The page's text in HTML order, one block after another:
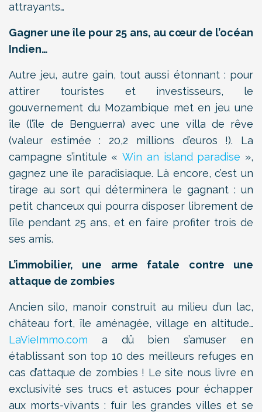
attrayants…
Gagner une île pour 25 ans, au cœur de l’océan
Indien…
Autre jeu, autre gain, tout aussi étonnant : pour
attirer touristes et investisseurs, le
gouvernement du Mozambique met en jeu une
île (l’île de Benguerra) avec une villa de rêve
(valeur estimée : 20,2 millions d’euros !). La
campagne s’intitule «Win an island paradise »,
gagnez une île paradisiaque. Là encore, c’est un
tirage au sort qui déterminera le gagnant : un
petit chanceux qui pourra disposer librement de
l’île pendant 25 ans, et en faire profiter trois de
ses amis.
L’immobilier, une arme fatale contre une
attaque de zombies
Ancien silo, manoir construit au milieu d’un lac,
château fort, île aménagée, village en altitude…
LaVieImmo.com a dû bien s’amuser en
établissant son top 10 des meilleurs refuges en
cas d’attaque de zombies ! Le site nous livre en
exclusivité ses trucs et astuces pour échapper
aux morts-vivants : fuir les grandes villes et se